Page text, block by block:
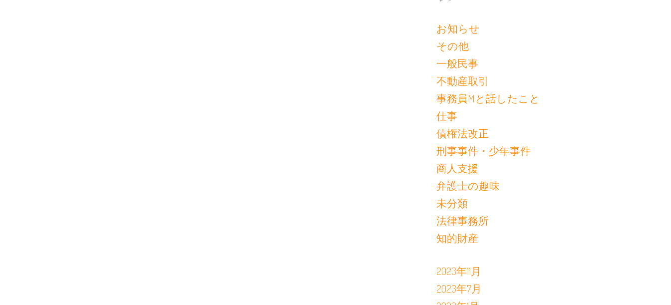
お知らせ
その他
一般民事
不動産取引
事務員Mと話したこと
仕事
債権法改正
刑事事件・少年事件
商人支援
弁護士の趣味
未分類
法律事務所
知的財産
2023年11月
2023年7月